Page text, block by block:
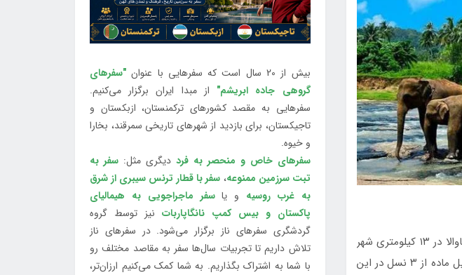
این پرورشگاه فیل محلی برای نگهداری و حفاظت از فیل‌های آسیایی است که در دهکده‌ پیناوالا در ۱۳ کیلومتری شهر
Kegalle در استان Sabaragamuwa قرار دارد. در سال ۲۰۱۱، ۸۸ فیل شامل ۳۹ فیل نر و ۴۹ فیل ماده از ۳ نسل در این
بیش از 20 سال است که سفرهایی با عنوان
"سفرهای
گروهی جاده ابریشم" از مبدا ایران برگزار می‌کنیم.
سفرهایی به مقصد کشورهای ترکمنستان، ازبکستان و
تاجیکستان، برای بازدید از شهرهای تاریخی سمرقند، بخارا
و خیوه.
سفرهای خاص و منحصر به فرددیگری مثل:سفر به
تبت سرزمین ممنوعه، سفر با قطار ترنس سیبری از شرق
به غرب روسیه و یاسفر ماجراجویی به هیمالیای
پاکستان و بیس کمپ نانگاپاربات نیز توسط گروه
گردشگری سفرهای ناز برگزار می‌شود. در سفرهای ناز
تلاش داریم تا تجربیات سال‌ها سفر به مقاصد مختلف رو
با شما به اشتراک بگذاریم. به شما کمک می‌کنیم ارزان‌تر،